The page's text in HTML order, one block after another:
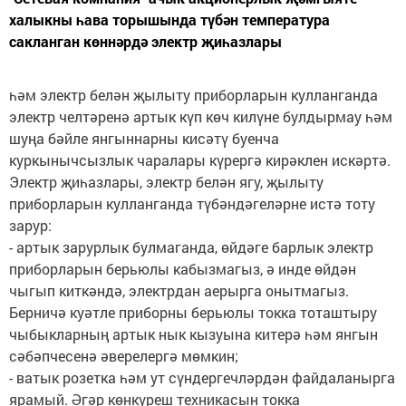
халыкны һава торышында түбән температура
сакланган көннәрдә электр җиһазлары
һәм электр белән җылыту приборларын кулланганда
электр челтәренә артык күп көч килүне булдырмау һәм
шуңа бәйле янгыннарны кисәтү буенча
куркынычсызлык чаралары күрергә кирәклен искәртә.
Электр җиһазлары, электр белән ягу, җылыту
приборларын кулланганда түбәндәгеләрне истә тоту
зарур:
- артык зарурлык булмаганда, өйдәге барлык электр
приборларын берьюлы кабызмагыз, ә инде өйдән
чыгып киткәндә, электрдан аерырга онытмагыз.
Берничә куәтле приборны берьюлы токка тоташтыру
чыбыкларның артык нык кызуына китерә һәм янгын
сәбәпчесенә әверелергә мөмкин;
- ватык розетка һәм ут сүндергечләрдән файдаланырга
ярамый. Әгәр көнкүреш техникасын токка